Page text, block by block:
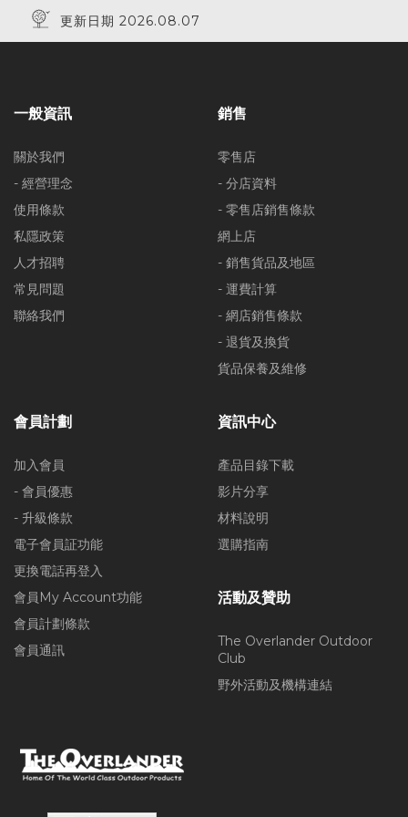
更新日期 2026.08.07
一般資訊
關於我們
- 經營理念
使用條款
私隱政策
人才招聘
常見問題
聯絡我們
銷售
零售店
- 分店資料
- 零售店銷售條款
網上店
- 銷售貨品及地區
- 運費計算
- 網店銷售條款
- 退貨及換貨
貨品保養及維修
會員計劃
加入會員
- 會員優惠
- 升級條款
電子會員証功能
更換電話再登入
會員My Account功能
會員計劃條款
會員通訊
資訊中心
產品目錄下載
影片分享
材料說明
選購指南
活動及贊助
The Overlander Outdoor
Club
野外活動及機構連結